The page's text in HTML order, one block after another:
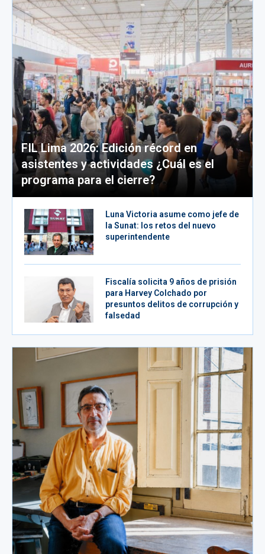
FIL Lima 2026: Edición récord en
asistentes y actividades ¿Cuál es el
programa para el cierre?
Luna Victoria asume como jefe de
la Sunat: los retos del nuevo
superintendente
Fiscalía solicita 9 años de prisión
para Harvey Colchado por
presuntos delitos de corrupción y
falsedad